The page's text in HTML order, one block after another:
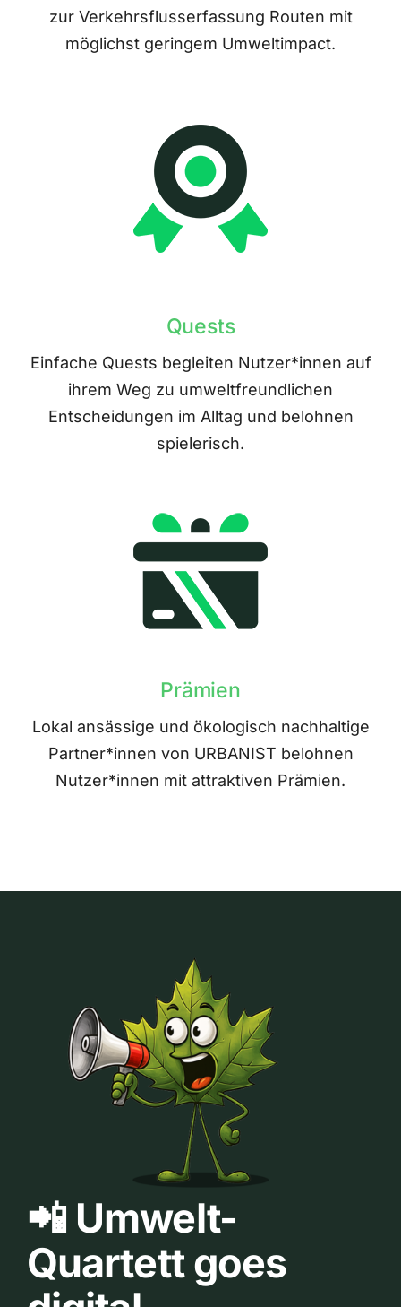
zur Verkehrsflusserfassung Routen mit
möglichst geringem Umweltimpact.
Quests
Einfache Quests begleiten Nutzer*innen auf
ihrem Weg zu umweltfreundlichen
Entscheidungen im Alltag und belohnen
spielerisch.
Prämien
Lokal ansässige und ökologisch nachhaltige
Partner*innen von URBANIST belohnen
Nutzer*innen mit attraktiven Prämien.
📲 Umwelt-
Quartett goes